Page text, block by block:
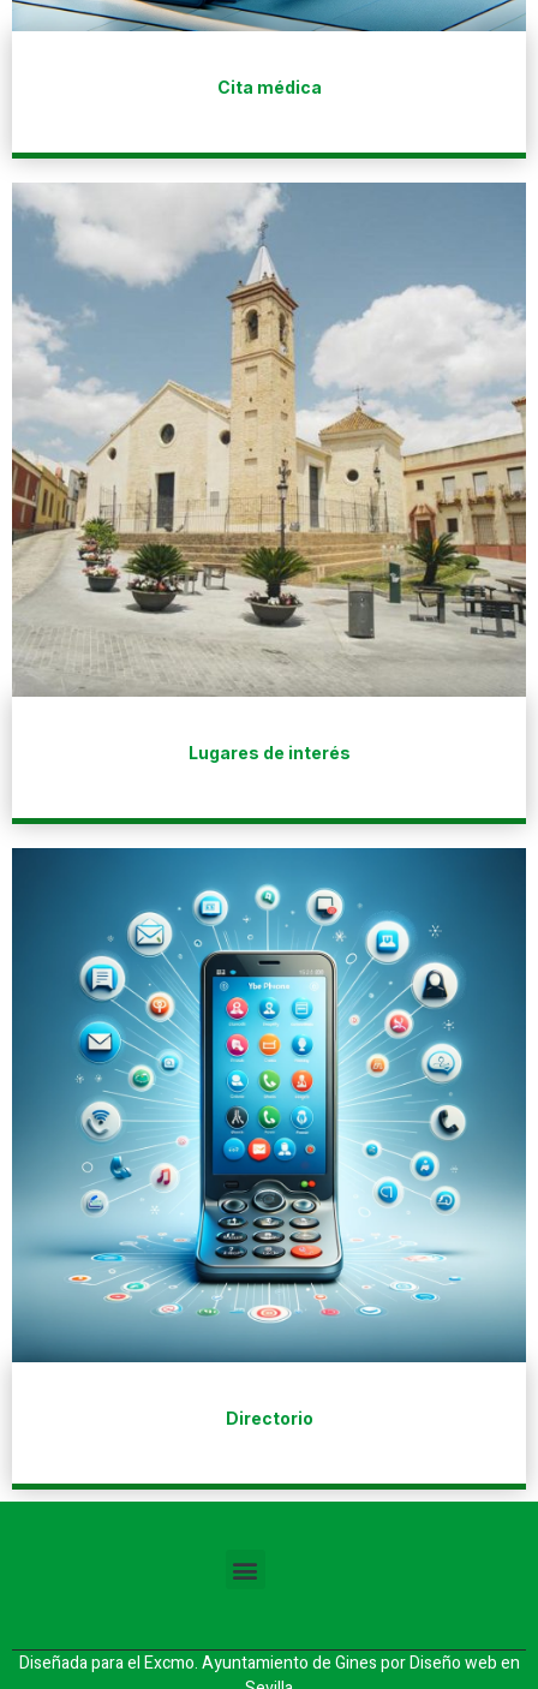
Cita médica
Lugares de interés
Directorio
Diseñada para el Excmo. Ayuntamiento de Gines porDiseño web en